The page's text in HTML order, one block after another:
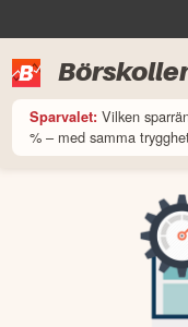
Sparvalet: Vilken
% – med samma